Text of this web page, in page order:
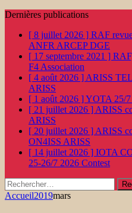
Dernières publications
[ 8 juillet 2026 ] RAF
ANFR ARCEP DGE
[ 17 septembre 2021 ]
F4 Association
[ 4 août 2026 ] ARISS
ARISS
[ 1 août 2026 ]YOTA 25/7
[ 21 juillet 2026 ] ARISS
ARISS
[ 20 juillet 2026 ] ARISS
ON4ISS ARISS
[ 14 juillet 2026 ] IOTA
25-26/7 2026 Contest
Rechercher :
Accueil2019mars